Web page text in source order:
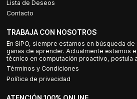
Lista de Deseos
Contacto
TRABAJA CON NOSOTROS
En SIPO, siempre estamos en búsqueda
ganas de aprender. Actualmente estamos
técnico en computación proactivo, postula
Términos y Condiciones
Política de privacidad